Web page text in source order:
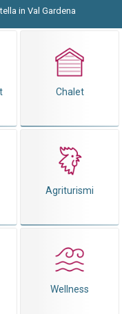
in Val Gardena
Chalet
Agriturismi
Wellness